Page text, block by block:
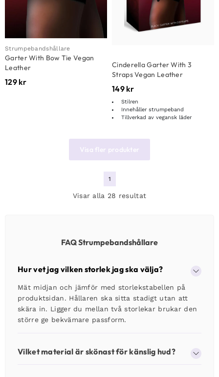
Strumpebandshållare
Garter With Bow Tie Vegan
Leather
129 kr
Cinderella Garter With 3
Straps Vegan Leather
149 kr
Stilren
Innehåller strumpeband
Tillverkad av vegansk läder
Visa fler produkter
1
Visar alla 28 resultat
FAQ Strumpebandshållare
Hur vet jag vilken storlek jag ska välja?
Mät midjan och jämför med storlekstabellen på
produktsidan. Hållaren ska sitta stadigt utan att
skära in. Ligger du mellan två storlekar brukar den
större ge bekvämare passform.
Vilket material är skönast för känslig hud?